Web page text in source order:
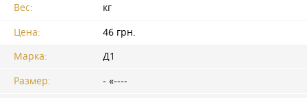
Вес:
кг
Цена:
46 грн.
Марка:
Д1
Размер:
- «----